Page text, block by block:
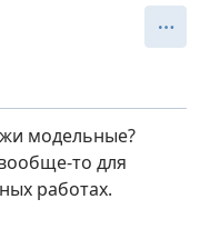
модельные?
то для
работах.